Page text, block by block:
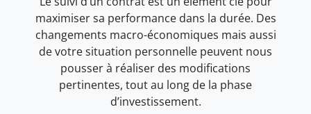
maximiser sa performance dans la durée. Des
changements macro-économiques mais aussi
de votre situation personnelle peuvent nous
pousser à réaliser des modifications
pertinentes, tout au long de la phase
d’investissement.